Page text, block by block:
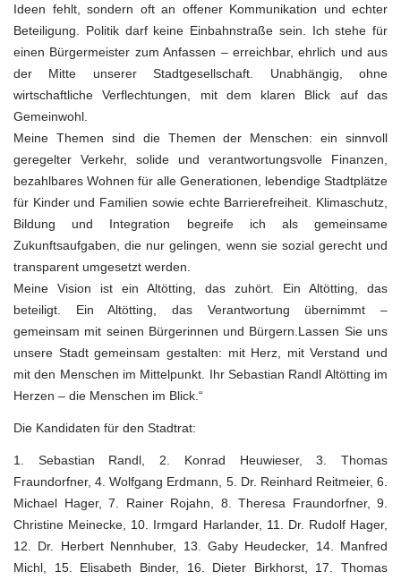
Ideen fehlt, sondern oft an offener Kommunikation und echter
Beteiligung. Politik darf keine Einbahnstraße sein. Ich stehe für
einen Bürgermeister zum Anfassen – erreichbar, ehrlich und aus
der Mitte unserer Stadtgesellschaft. Unabhängig, ohne
wirtschaftliche Verflechtungen, mit dem klaren Blick auf das
Gemeinwohl.
Meine Themen sind die Themen der Menschen: ein sinnvoll
geregelter Verkehr, solide und verantwortungsvolle Finanzen,
bezahlbares Wohnen für alle Generationen, lebendige Stadtplätze
für Kinder und Familien sowie echte Barrierefreiheit. Klimaschutz,
Bildung und Integration begreife ich als gemeinsame
Zukunftsaufgaben, die nur gelingen, wenn sie sozial gerecht und
transparent umgesetzt werden.
Meine Vision ist ein Altötting, das zuhört. Ein Altötting, das
beteiligt. Ein Altötting, das Verantwortung übernimmt –
gemeinsam mit seinen Bürgerinnen und Bürgern.Lassen Sie uns
unsere Stadt gemeinsam gestalten: mit Herz, mit Verstand und
mit den Menschen im Mittelpunkt. Ihr Sebastian Randl Altötting im
Herzen – die Menschen im Blick.“
Die Kandidaten für den Stadtrat:
1. Sebastian Randl, 2. Konrad Heuwieser, 3. Thomas
Fraundorfner, 4. Wolfgang Erdmann, 5. Dr. Reinhard Reitmeier, 6.
Michael Hager, 7. Rainer Rojahn, 8. Theresa Fraundorfner, 9.
Christine Meinecke, 10. Irmgard Harlander, 11. Dr. Rudolf Hager,
12. Dr. Herbert Nennhuber, 13. Gaby Heudecker, 14. Manfred
Michl, 15. Elisabeth Binder, 16. Dieter Birkhorst, 17. Thomas